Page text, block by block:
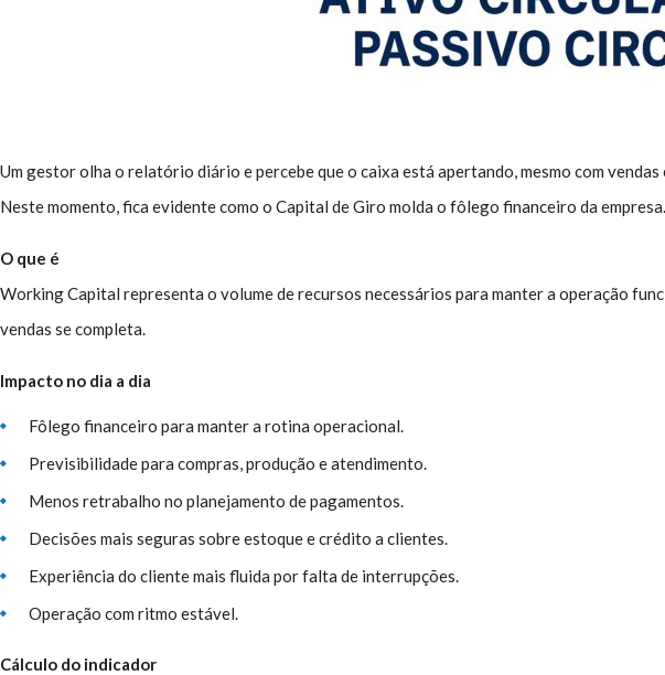
Um gestor olha o relatório diário e percebe que o caixa está apertando, mesmo com
Neste momento, fica evidente como o Capital de Giro molda o fôlego financeiro da empresa.
O que é
Working Capital representa o volume de recursos necessários para manter a operação
vendas se completa.
Impacto no dia a dia
Fôlego financeiro para manter a rotina operacional.
Previsibilidade para compras, produção e atendimento.
Menos retrabalho no planejamento de pagamentos.
Decisões mais seguras sobre estoque e crédito a clientes.
Experiência do cliente mais fluida por falta de interrupções.
Operação com ritmo estável.
Cálculo do indicador